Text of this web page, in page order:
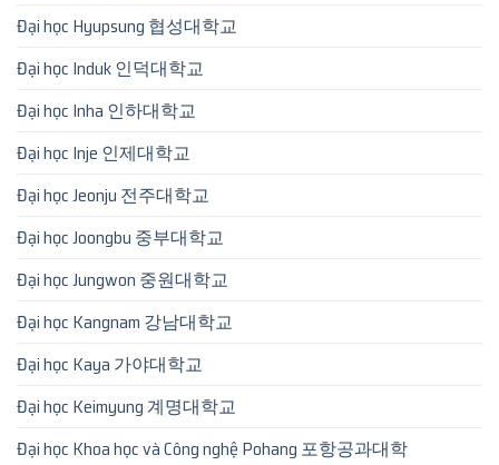
Đại học Hyupsung 협성대학교
Đại học Induk 인덕대학교
Đại học Inha 인하대학교
Đại học Inje 인제대학교
Đại học Jeonju 전주대학교
Đại học Joongbu 중부대학교
Đại học Jungwon 중원대학교
Đại học Kangnam 강남대학교
Đại học Kaya 가야대학교
Đại học Keimyung 계명대학교
Đại học Khoa học và Công nghệ Pohang 포항공과대학